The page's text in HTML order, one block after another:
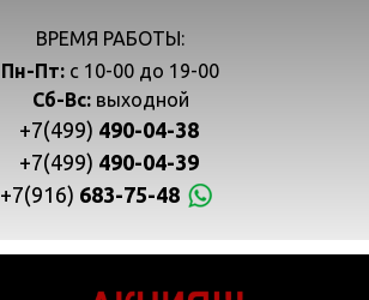
ВРЕМЯ РАБОТЫ:
Пн-Пт: с 10-00 до 19-00
Сб-Вс:выходной
+7(499) 490-04-38
+7(499) 490-04-39
+7(916) 683-75-48